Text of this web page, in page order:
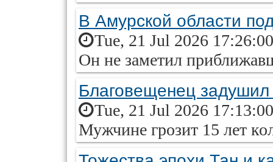
В Амурской области
Tue, 21 Jul 2026
Он не заметил
Благовещенец
Tue, 21 Jul 2026
Мужчине грозит 15 лет